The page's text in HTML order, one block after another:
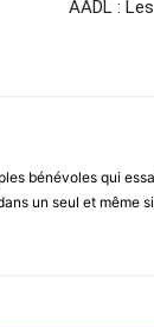
AADL :
bénévoles qui
un seul et même